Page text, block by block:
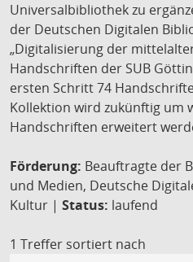
Universalbibliothek zu
der Deutschen Digitalen
„Digitalisierung der
Handschriften der SUB
ersten Schritt 74
Kollektion wird zukünftig um
Handschriften erweitert
Förderung: Beauftragte der
und Medien, Deutsche
Kultur | Status: laufend
1 Treffer sortiert nach